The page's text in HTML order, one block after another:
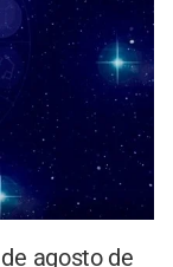
agosto de